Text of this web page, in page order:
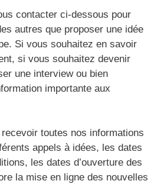
contacter ci-dessous pour
autres que proposer une idée
Si vous souhaitez en savoir
si vous souhaitez devenir
une interview ou bien
importante aux
toutes nos informations
appels à idées, les dates
les dates d’ouverture des
la mise en ligne des nouvelles